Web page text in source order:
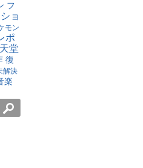
フ
ョ
モン
ポ
堂
復
解決
楽